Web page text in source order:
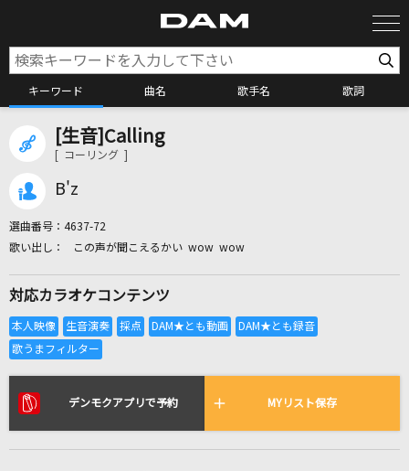
キーワード 曲名 歌手名 歌詞
カラオケ検索
全国りれき
リアルタイムで歌われている曲の一覧
生きてる生きてく(ドラえもんアニメバージョン)
[生音]Calling
[ コーリング ]
B'z
選曲番号： 4637-72
この声が聞こえるかい wow wow
対応カラオケコンテンツ
デンモクアプリで予約 MYリスト保存